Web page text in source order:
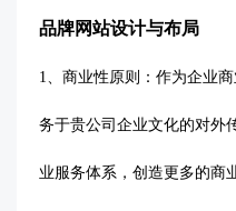
品牌网站设计与布局
1、商业性原则：作为企业
务于贵公司企业文化的对外
业服务体系，创造更多的商